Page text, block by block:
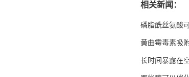
相关新闻：
磷脂酰丝氨酸
黄曲霉毒素吸
长时间暴露在